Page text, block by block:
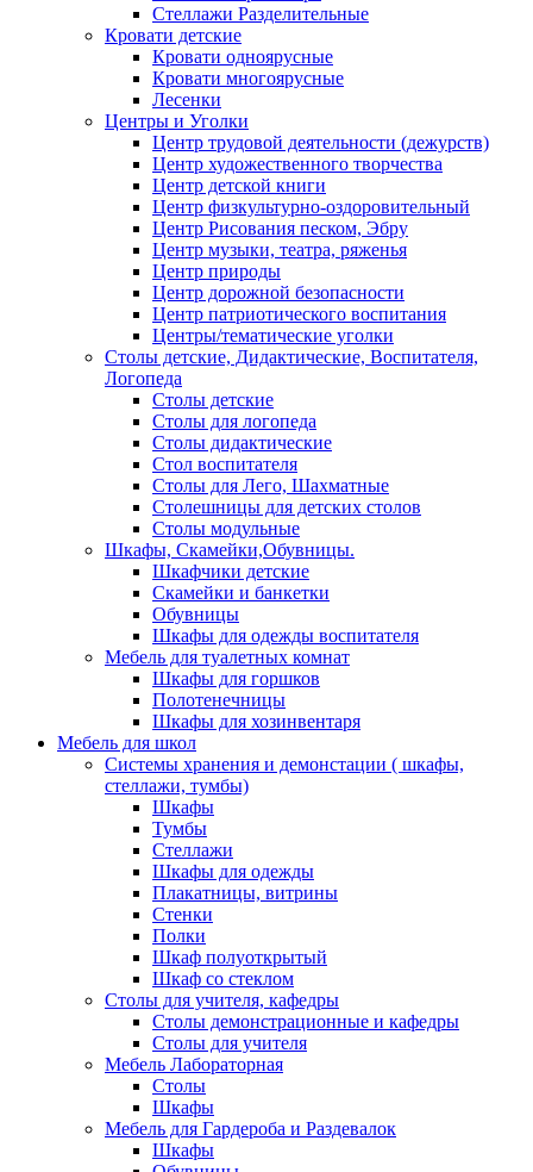
Стеллажи Разделительные
Кровати детские
Кровати одноярусные
Кровати многоярусные
Лесенки
Центры и Уголки
Центр трудовой деятельности (дежурств)
Центр художественного творчества
Центр детской книги
Центр физкультурно-оздоровительный
Центр Рисования песком, Эбру
Центр музыки, театра, ряженья
Центр природы
Центр дорожной безопасности
Центр патриотического воспитания
Центры/тематические уголки
Столы детские, Дидактические, Воспитателя,
Логопеда
Столы детские
Столы для логопеда
Столы дидактические
Стол воспитателя
Столы для Лего, Шахматные
Столешницы для детских столов
Столы модульные
Шкафы, Скамейки,Обувницы.
Шкафчики детские
Скамейки и банкетки
Обувницы
Шкафы для одежды воспитателя
Мебель для туалетных комнат
Шкафы для горшков
Полотенечницы
Шкафы для хозинвентаря
Мебель для школ
Системы хранения и демонстации ( шкафы,
стеллажи, тумбы)
Шкафы
Тумбы
Стеллажи
Шкафы для одежды
Плакатницы, витрины
Стенки
Полки
Шкаф полуоткрытый
Шкаф со стеклом
Столы для учителя, кафедры
Столы демонстрационные и кафедры
Столы для учителя
Мебель Лабораторная
Столы
Шкафы
Мебель для Гардероба и Раздевалок
Шкафы